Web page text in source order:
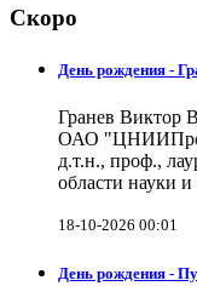
Скоро
День рождения -
Гранев Виктор
ОАО
д.т.н., проф.,
области науки
18-10-2026 00:01
День рождения -